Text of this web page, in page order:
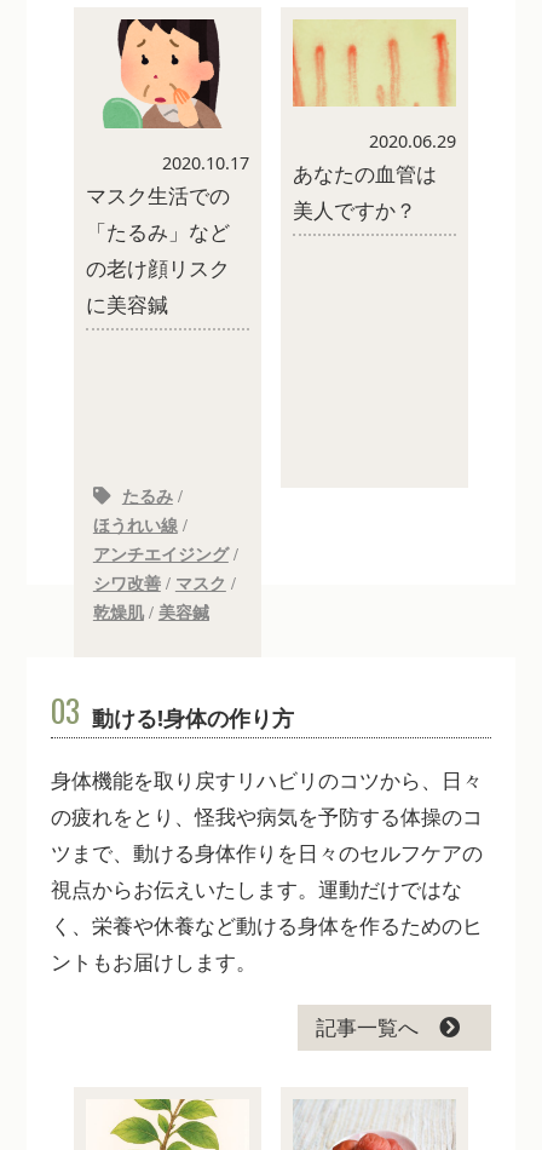
2020.10.17
マスク生活での
「たるみ」など
の老け顔リスク
に美容鍼
たるみ/
ほうれい線 /
アンチエイジング/
シワ改善/ マスク /
乾燥肌/ 美容鍼
2020.06.29
あなたの血管は
美人ですか？
03 動ける!身体の作り方
身体機能を取り戻すリハビリのコツから、日々
の疲れをとり、怪我や病気を予防する体操のコ
ツまで、動ける身体作りを日々のセルフケアの
視点からお伝えいたします。運動だけではな
く、栄養や休養など動ける身体を作るためのヒ
ントもお届けします。
記事一覧へ